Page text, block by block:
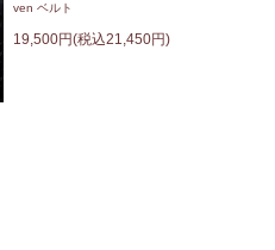
ven ベルト
19,500円(税込21,450円)